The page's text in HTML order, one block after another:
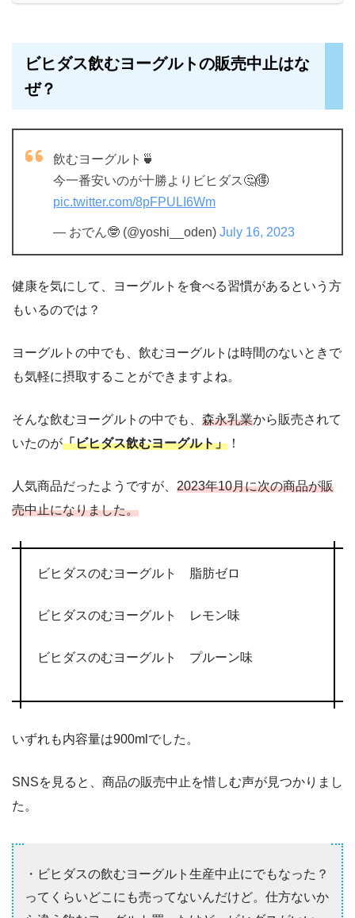
ビヒダス飲むヨーグルトの販売中止はな
ぜ？
飲むヨーグルト🍵
今一番安いのが十勝よりビヒダス🤔🉐
pic.twitter.com/8pFPULI6Wm
— おでん🤓 (@yoshi__oden) July 16, 2023
健康を気にして、ヨーグルトを食べる習慣があるという方
もいるのでは？
ヨーグルトの中でも、飲むヨーグルトは時間のないときで
も気軽に摂取することができますよね。
そんな飲むヨーグルトの中でも、 森永乳業から販売されて
いたのが「ビヒダス飲むヨーグルト」 ！
人気商品だったようですが、 2023年10月に次の商品が販
売中止になりました。
ビヒダスのむヨーグルト 脂肪ゼロ
ビヒダスのむヨーグルト レモン味
ビヒダスのむヨーグルト プルーン味
いずれも内容量は900mlでした。
SNSを見ると、商品の販売中止を惜しむ声が見つかりまし
た。
・ビヒダスの飲むヨーグルト生産中止にでもなった？
ってくらいどこにも売ってないんだけど。仕方ないか